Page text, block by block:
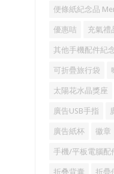
便條紙紀念品
優惠咭 充氣禮
其他手機配件紀
可折疊旅行袋
太陽花水晶獎座
廣告USB手指
廣告紙杯 徽章
手機/平板電腦配
折叠背囊 折疊